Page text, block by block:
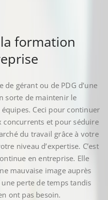
formation
de gérant ou de PDG d’une
sorte de maintenir le
Ceci pour continuer
concurrents et pour séduire
du travail grâce à votre
niveau d’expertise. C’est
en entreprise. Elle
mauvaise image auprès
perte de temps tandis
ont pas besoin.